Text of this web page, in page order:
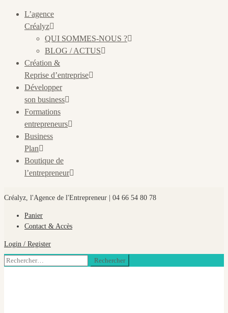
L’agence
Créalyz
QUI SOMMES-NOUS ?
BLOG / ACTUS
Création &
Reprise d’entreprise
Développer
son business
Formations
entrepreneurs
Business
Plan
Boutique de
l’entrepreneur
Créalyz, l'Agence de l'Entrepreneur | 04 66 54 80 78
Panier
Contact & Accès
Login / Register
Rechercher :